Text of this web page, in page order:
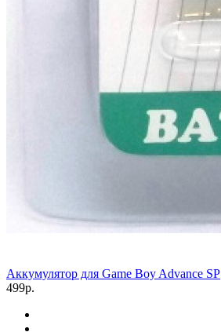
Аккумулятор для Game Boy Advance SP
499р.